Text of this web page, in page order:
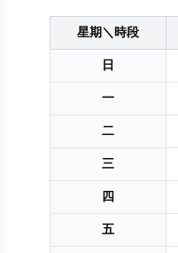
星期＼時段
日
一
二
三
四
五